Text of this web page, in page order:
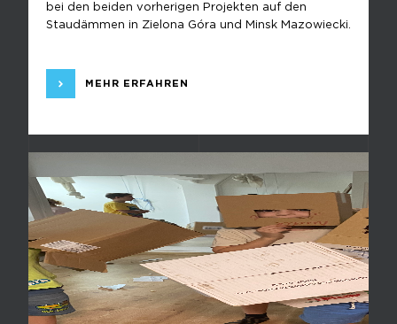
bei den beiden vorherigen Projekten auf den
Staudämmen in Zielona Góra und Minsk Mazowiecki.
MEHR ERFAHREN